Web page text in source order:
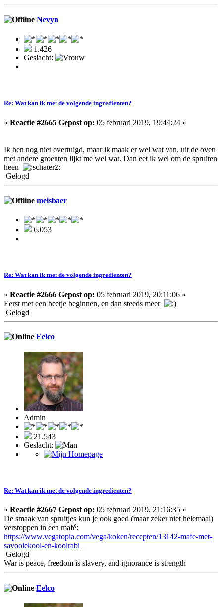
Nevyn
1.426
Geslacht:
Re: Wat kan ik met de volgende ingredienten?
« Reactie #2665 Gepost op: 05 februari 2019, 19:44:24 »
Ik ben nog niet overtuigd, maar ik maak er wel wat van, uit de oven
met andere groenten lijkt me wel wat. Dan eet ik wel om de spruiten
heen
Gelogd
meisbaer
6.053
Re: Wat kan ik met de volgende ingredienten?
« Reactie #2666 Gepost op: 05 februari 2019, 20:11:06 »
Eerst met een beetje beginnen, en dan steeds meer
Gelogd
Eelco
Admin
21.543
Geslacht:
Re: Wat kan ik met de volgende ingredienten?
« Reactie #2667 Gepost op: 05 februari 2019, 21:16:35 »
De smaak van spruitjes kun je ook goed (maar zeker niet helemaal)
verstoppen in een mafé:
https://www.vegatopia.com/vega/koken/recepten/13142-mafe-met-
savooiekool-en-koolrabi
Gelogd
War is peace, freedom is slavery, and ignorance is strength
Eelco